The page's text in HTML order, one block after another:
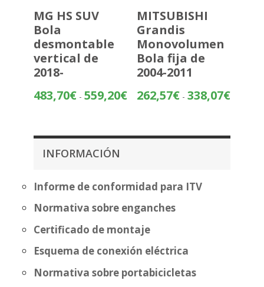
MG HS SUV
Bola
desmontable
vertical de
2018-
483,70€ - 559,20€Rango
MITSUBISHI
Grandis
Monovolumen
Bola fija de
2004-2011
262,57€ - 338,07€Rango
INFORMACIÓN
Informe de conformidad para ITV
Normativa sobre enganches
Certificado de montaje
Esquema de conexión eléctrica
Normativa sobre portabicicletas